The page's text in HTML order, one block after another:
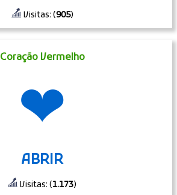
Visitas: (905)
Coração Vermelho
❤
ABRIR
Visitas: (1.173)